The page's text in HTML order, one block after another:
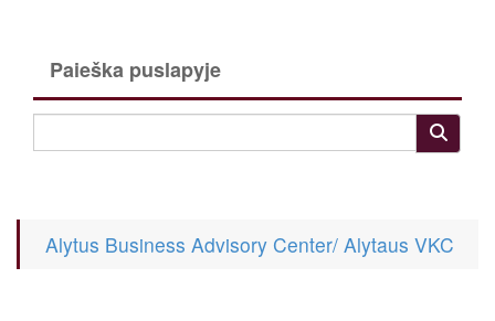
Paieška puslapyje
Alytus Business Advisory Center/ Alytaus VKC